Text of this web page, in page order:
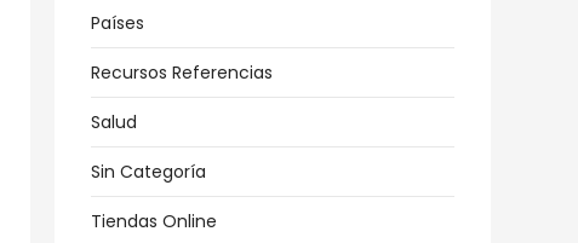
Países
Recursos Referencias
Salud
Sin Categoría
Tiendas Online